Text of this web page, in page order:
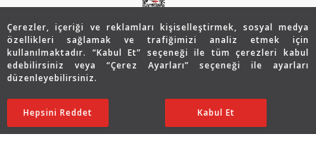
Çerezler, içeriği ve reklamları kişiselleştirmek, sosyal medya
özellikleri sağlamak ve trafiğimizi analiz etmek için
kullanılmaktadır. “Kabul Et” seçeneği ile tüm çerezleri kabul
edebilirsiniz veya “Çerez Ayarları” seçeneği ile ayarları
düzenleyebilirsiniz.
Ayarları Düzenle
Hepsini Reddet Kabul Et
94.346 TL
66.075TL SATIN ALIN
Copyright © 2026 Assos Pırlanta - Bu sitenin tüm hakları